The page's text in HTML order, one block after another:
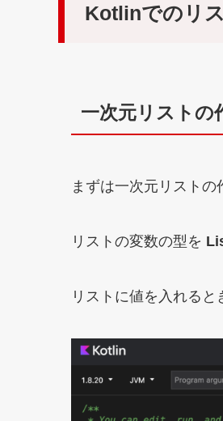
Kotlinでのリ
一次元リストの
まずは一次元リストの
リストの変数の型を
リストに値を入れると